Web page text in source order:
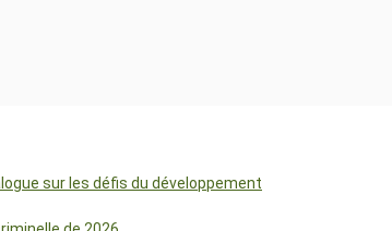
sur les défis du développement